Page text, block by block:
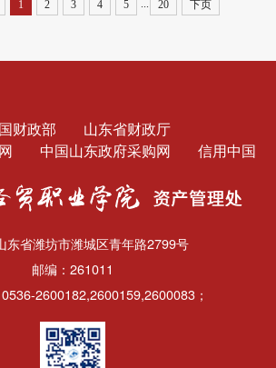
1 2 3 4 5 ... 20 下页
财政部
山东省财政厅
中国山东政府采购网 信用中国
东省潍坊市潍城区青年路2799号
邮编：261011
2600182,2600159,2600083；